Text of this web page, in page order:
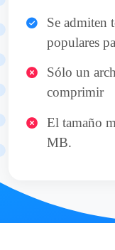
Se admiten
populares
Sólo un
comprimir
El tamaño
MB.